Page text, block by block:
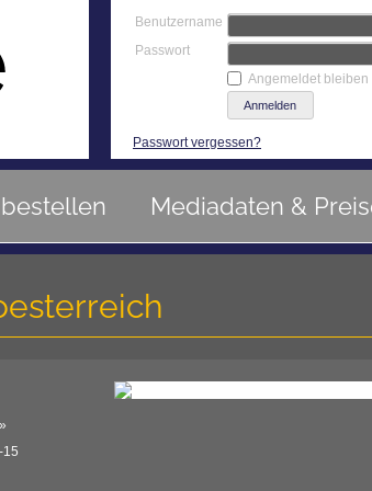
Benutzername
Passwort
Angemeldet bleiben
Passwort vergessen?
Mediadaten &
»
15